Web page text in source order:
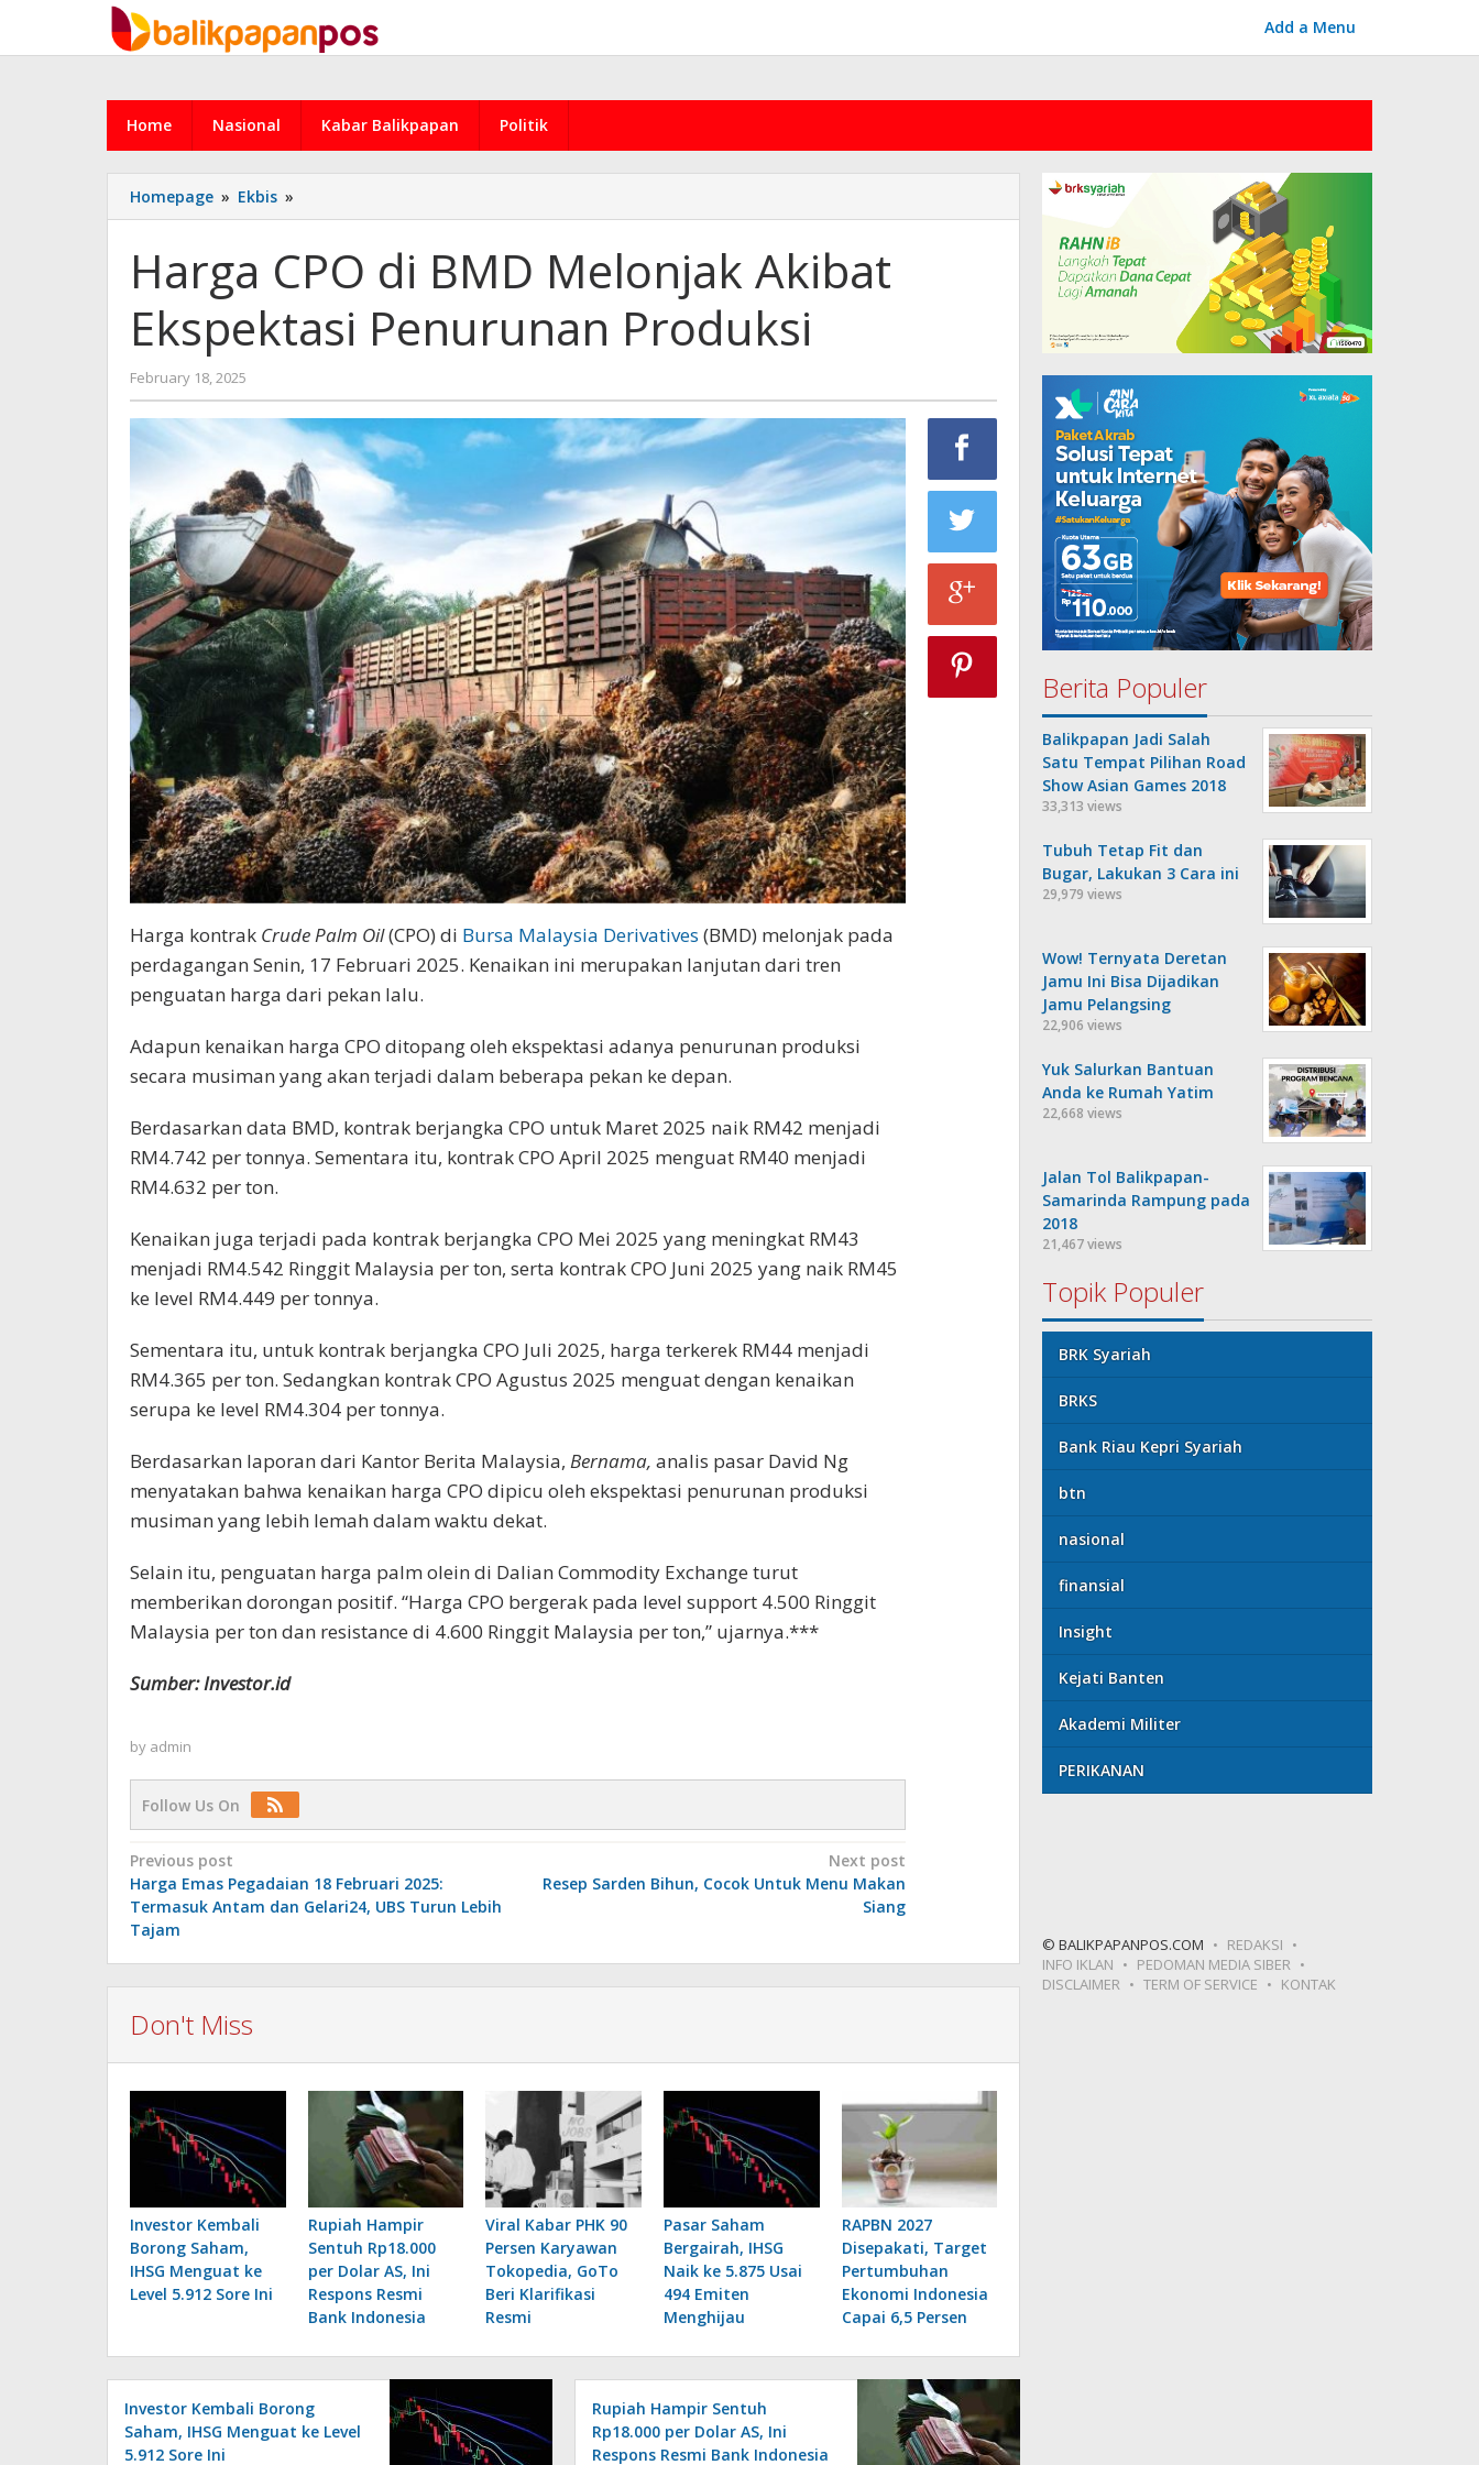
content
Add a Menu
Home Nasional Kabar Balikpapan Politik
Homepage » Ekbis »
CPO
BMD
Melonjak
Ekspektasi
Harga CPO di BMD Melonjak Akibat
Ekspektasi Penurunan Produksi
February 18, 2025
admin
Harga kontrak Crude Palm Oil(CPO) di Bursa Malaysia Derivatives (BMD) melonjak pada
perdagangan Senin, 17 Februari 2025. Kenaikan ini merupakan lanjutan dari tren
penguatan harga dari pekan lalu.
Adapun kenaikan harga CPO ditopang oleh ekspektasi adanya penurunan produksi
secara musiman yang akan terjadi dalam beberapa pekan ke depan.
Berdasarkan data BMD, kontrak berjangka CPO untuk Maret 2025 naik RM42 menjadi
RM4.742 per tonnya. Sementara itu, kontrak CPO April 2025 menguat RM40 menjadi
RM4.632 per ton.
Kenaikan juga terjadi pada kontrak berjangka CPO Mei 2025 yang meningkat RM43
menjadi RM4.542 Ringgit Malaysia per ton, serta kontrak CPO Juni 2025 yang naik RM45
ke level RM4.449 per tonnya.
Sementara itu, untuk kontrak berjangka CPO Juli 2025, harga terkerek RM44 menjadi
RM4.365 per ton. Sedangkan kontrak CPO Agustus 2025 menguat dengan kenaikan
serupa ke level RM4.304 per tonnya.
Berdasarkan laporan dari Kantor Berita Malaysia, Bernama, analis pasar David Ng
menyatakan bahwa kenaikan harga CPO dipicu oleh ekspektasi penurunan produksi
musiman yang lebih lemah dalam waktu dekat.
Selain itu, penguatan harga palm olein di Dalian Commodity Exchange turut
memberikan dorongan positif. “Harga CPO bergerak pada level support 4.500 Ringgit
Malaysia per ton dan resistance di 4.600 Ringgit Malaysia per ton,” ujarnya.***
Sumber: Investor.id
by admin
Follow Us On
Post
navigation
Previous post
Harga Emas Pegadaian 18 Februari 2025:
Termasuk Antam dan Gelari24, UBS Turun Lebih
Tajam
Next post
Resep Sarden Bihun, Cocok Untuk Menu Makan
Siang
Don't Miss
Investor Kembali
Borong Saham,
IHSG Menguat ke
Level 5.912 Sore Ini
Rupiah Hampir
Sentuh Rp18.000
per Dolar AS, Ini
Respons Resmi
Bank Indonesia
Viral Kabar PHK 90
Persen Karyawan
Tokopedia, GoTo
Beri Klarifikasi
Resmi
Pasar Saham
Bergairah, IHSG
Naik ke 5.875 Usai
494 Emiten
Menghijau
RAPBN 2027
Disepakati, Target
Pertumbuhan
Ekonomi Indonesia
Capai 6,5 Persen
Investor Kembali Borong
Saham, IHSG Menguat ke Level
5.912 Sore Ini
Rupiah Hampir Sentuh
Rp18.000 per Dolar AS, Ini
Respons Resmi Bank Indonesia
Berita Populer
Balikpapan Jadi Salah
Satu Tempat Pilihan Road
Show Asian Games 2018
33,313 views
Tubuh Tetap Fit dan
Bugar, Lakukan 3 Cara ini
29,979 views
Wow! Ternyata Deretan
Jamu Ini Bisa Dijadikan
Jamu Pelangsing
22,906 views
Yuk Salurkan Bantuan
Anda ke Rumah Yatim
22,668 views
Jalan Tol Balikpapan-
Samarinda Rampung pada
2018
21,467 views
Topik Populer
BRK Syariah
BRKS
Bank Riau Kepri Syariah
btn
nasional
finansial
Insight
Kejati Banten
Akademi Militer
PERIKANAN
© BALIKPAPANPOS.COM
REDAKSI
INFO IKLAN
PEDOMAN MEDIA SIBER
DISCLAIMER
TERM OF SERVICE KONTAK